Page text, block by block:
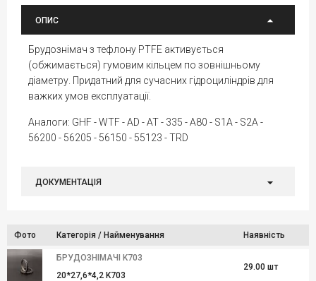
ОПИС
Брудознімач з тефлону PTFE активується
(обжимається) гумовим кільцем по зовнішньому
діаметру. Придатний для сучасних гідроциліндрів для
важких умов експлуатації.
Аналоги: GHF - WTF - AD - AT - 335 - A80 - S1A - S2A -
56200 - 56205 - 56150 - 55123 - TRD
ДОКУМЕНТАЦІЯ
Фото Категорія / Найменування Наявність
БРУДОЗНІМАЧІ K703
20*27,6*4,2 K703
29.00 шт